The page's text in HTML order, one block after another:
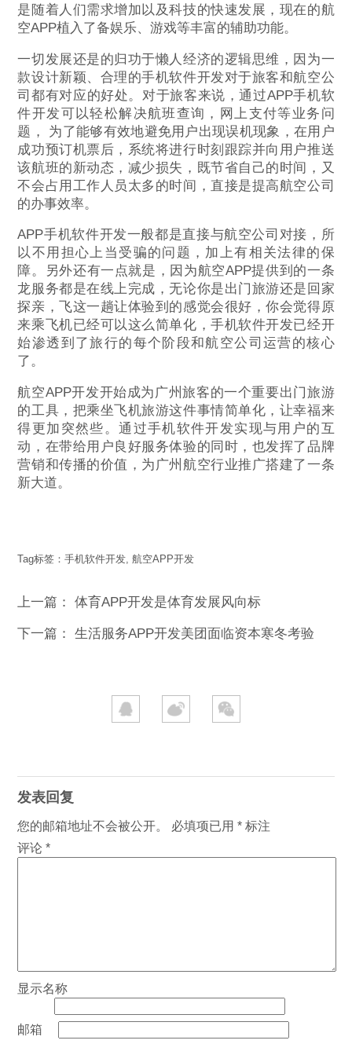
是随着人们需求增加以及科技的快速发展，现在的航
空APP植入了备娱乐、游戏等丰富的辅助功能。
一切发展还是的归功于懒人经济的逻辑思维，因为一
款设计新颖、合理的手机软件开发对于旅客和航空公
司都有对应的好处。对于旅客来说，通过APP手机软
件开发可以轻松解决航班查询，网上支付等业务问
题， 为了能够有效地避免用户出现误机现象，在用户
成功预订机票后，系统将进行时刻跟踪并向用户推送
该航班的新动态，减少损失，既节省自己的时间，又
不会占用工作人员太多的时间，直接是提高航空公司
的办事效率。
APP手机软件开发一般都是直接与航空公司对接，所
以不用担心上当受骗的问题，加上有相关法律的保
障。另外还有一点就是，因为航空APP提供到的一条
龙服务都是在线上完成，无论你是出门旅游还是回家
探亲，飞这一趟让体验到的感觉会很好，你会觉得原
来乘飞机已经可以这么简单化，手机软件开发已经开
始渗透到了旅行的每个阶段和航空公司运营的核心
了。
航空APP开发开始成为广州旅客的一个重要出门旅游
的工具，把乘坐飞机旅游这件事情简单化，让幸福来
得更加突然些。通过手机软件开发实现与用户的互
动，在带给用户良好服务体验的同时，也发挥了品牌
营销和传播的价值，为广州航空行业推广搭建了一条
新大道。
Tag标签：手机软件开发,航空APP开发
上一篇：体育APP开发是体育发展风向标
下一篇：生活服务APP开发美团面临资本寒冬考验
发表回复
您的邮箱地址不会被公开。 必填项已用* 标注
评论*
显示名称
邮箱